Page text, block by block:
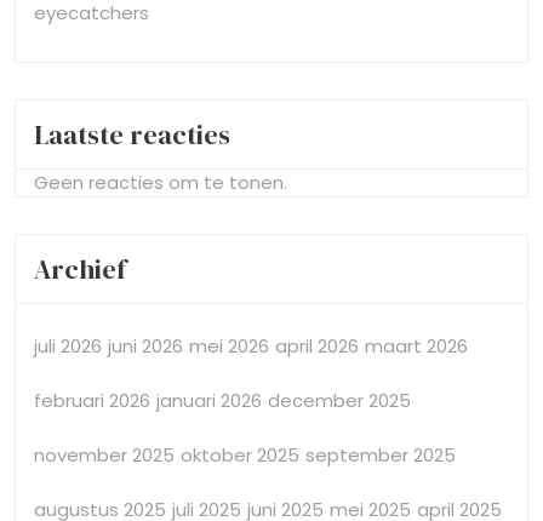
eyecatchers
Laatste reacties
Geen reacties om te tonen.
Archief
juli 2026 juni 2026 mei 2026 april 2026 maart 2026
februari 2026 januari 2026 december 2025
november 2025 oktober 2025 september 2025
augustus 2025 juli 2025 juni 2025 mei 2025 april 2025